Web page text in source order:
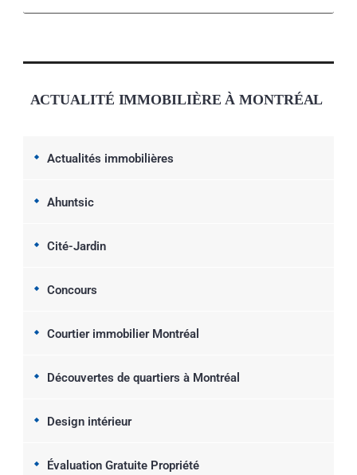
ACTUALITÉ IMMOBILIÈRE À MONTRÉAL
Actualités immobilières
Ahuntsic
Cité-Jardin
Concours
Courtier immobilier Montréal
Découvertes de quartiers à Montréal
Design intérieur
Évaluation Gratuite Propriété